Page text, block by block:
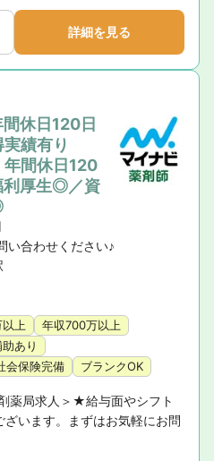
詳細を見る
休日120日
績有り
間休日120
利厚生◎／資
い合わせください♪
上
年収700万以上
あり
会保険完備 ブランクOK
薬局求人＞★給与面やシフト
います。まずはお気軽にお問